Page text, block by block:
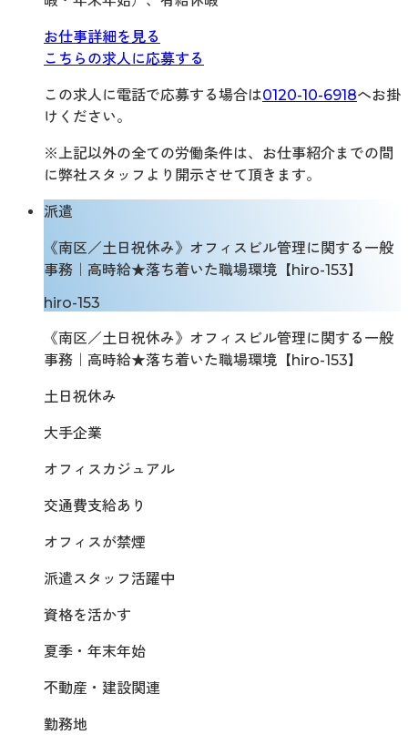
お仕事詳細を見る
こちらの求人に応募する
この求人に電話で応募する場合は0120-10-6918へお掛
けください。
※上記以外の全ての労働条件は、お仕事紹介までの間
に弊社スタッフより開示させて頂きます。
派遣
《南区／土日祝休み》オフィスビル管理に関する一般
事務｜高時給★落ち着いた職場環境【hiro-153】
hiro-153
《南区／土日祝休み》オフィスビル管理に関する一般
事務｜高時給★落ち着いた職場環境【hiro-153】
土日祝休み
大手企業
オフィスカジュアル
交通費支給あり
オフィスが禁煙
派遣スタッフ活躍中
資格を活かす
夏季・年末年始
不動産・建設関連
勤務地